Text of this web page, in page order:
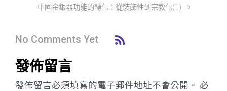
中國金銀器功能的轉化：從裝飾性到宗教化(1)
No Comments Yet
發佈留言
發佈留言必須填寫的電子郵件地址不會公開。 必